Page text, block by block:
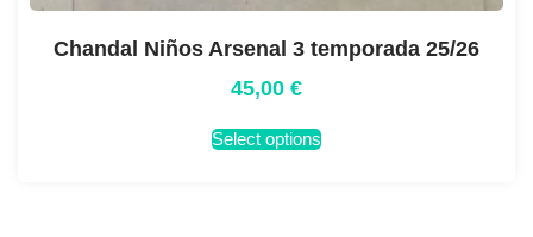
Chandal Niños Arsenal 3 temporada 25/26
45,00 €
Select options